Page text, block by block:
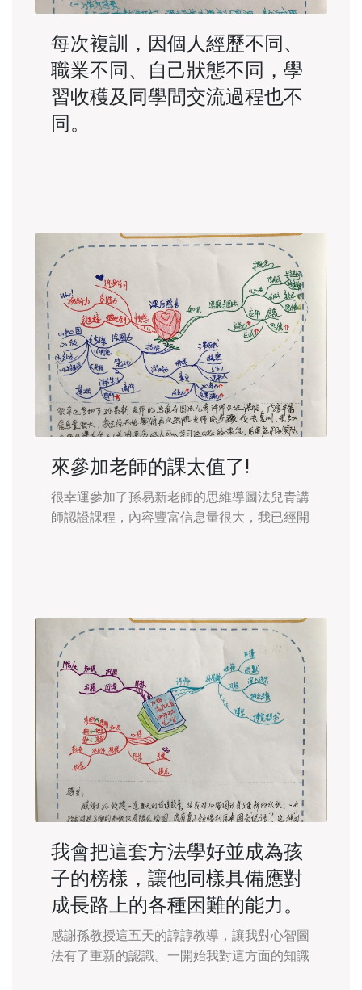
每次複訓，因個人經歷不同、
職業不同、自己狀態不同，學
習收穫及同學間交流過程也不
同。
來參加老師的課太值了!
很幸運參加了孫易新老師的思維導圖法兒青講
師認證課程，內容豐富信息量很大，我已經開
我會把這套方法學好並成為孩
子的榜樣，讓他同樣具備應對
成長路上的各種困難的能力。
感謝孫教授這五天的諄諄教導，讓我對心智圖
法有了重新的認識。一開始我對這方面的知識